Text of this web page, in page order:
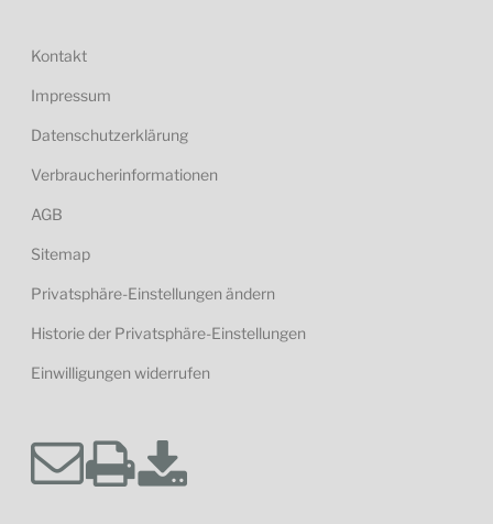
Kontakt
Impressum
Datenschutzerklärung
Verbraucherinformationen
AGB
Sitemap
Privatsphäre-Einstellungen ändern
Historie der Privatsphäre-Einstellungen
Einwilligungen widerrufen